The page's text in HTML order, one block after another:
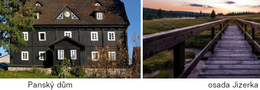
Panský dům osada Jizerka